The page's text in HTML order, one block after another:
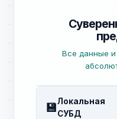
Все данные
💾Локальная
СУБД